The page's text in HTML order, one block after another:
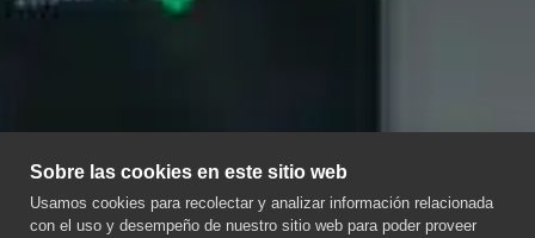
Sobre las cookies en este sitio web
Usamos cookies para recolectar y analizar información relacionada
con el uso y desempeño de nuestro sitio web para poder proveer